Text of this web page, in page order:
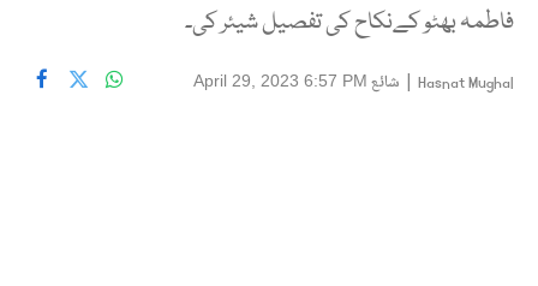
فاطمہ بھٹو کےنکاح کی تفصیل شیئر کی۔
Hasnat Mughal
| شائع April 29, 2023 6:57 PM